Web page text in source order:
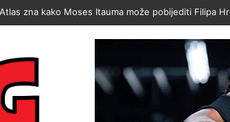
žestoko odgovorio Itaumi: Zamisli da si ostao tamo,